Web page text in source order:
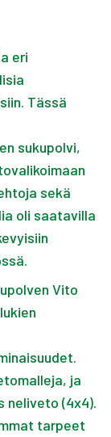
eri
Tässä
sukupolvi,
sekä
oli saatavilla
Vito
ja
neliveto (4x4).
tarpeet